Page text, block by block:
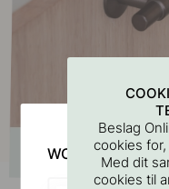
Beslag
cookies
Med dit
cookies til
WOULD YOU